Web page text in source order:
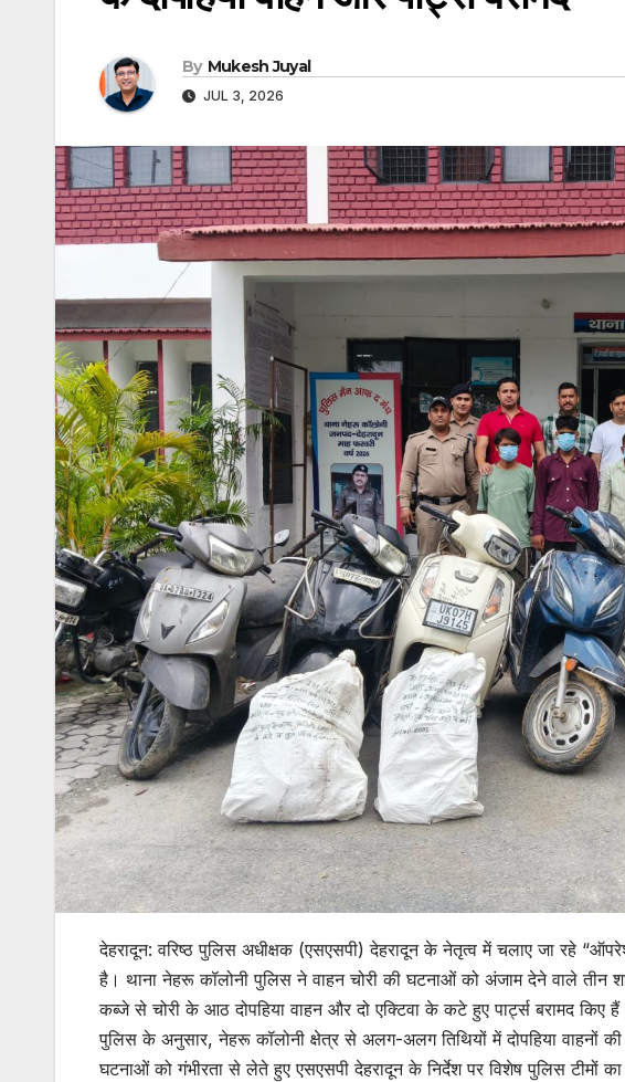
By Mukesh Juyal
JUL 3, 2026
देहरादून: वरिष्ठ पुलिस अधीक्षक (एसएसपी) देहरादून के नेतृत्व में चलाए जा रहे
है। थाना नेहरू कॉलोनी पुलिस ने वाहन चोरी की घटनाओं को अंजाम देने वाले तीन
कब्जे से चोरी के आठ दोपहिया वाहन और दो एक्टिवा के कटे हुए पार्ट्स बरामद किए
पुलिस के अनुसार, नेहरू कॉलोनी क्षेत्र से अलग-अलग तिथियों में दोपहिया वाहनों की
घटनाओं को गंभीरता से लेते हुए एसएसपी देहरादून के निर्देश पर विशेष पुलिस टीमों